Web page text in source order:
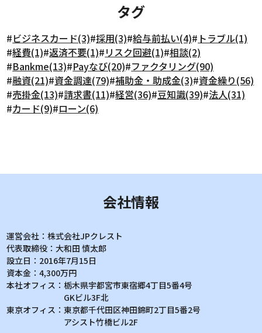
タグ
#ビジネスカード(3)#採用(3)#給与前払い(4)# トラブル(1)
#経費(1)#返済不要(1)#リスク回避(1)#相談(2)
#Bankme(13)#Payなび(20)#ファクタリング(90)
#融資(21)#資金調達(79)#補助金・助成金(3)#資金繰り(56)
#売掛金(13)#請求書(11)#経営(36)#豆知識(39)#法人(31)
#カード(9)#ローン(6)
会社情報
運営会社：株式会社JPクレスト
代表取締役：大和田 慎太郎
設立日： 2016年7月15日
資本金：4,300万円
本社オフィス：栃木県宇都宮市東宿郷4丁目5番4号
GKビル3F北
東京オフィス：東京都千代田区神田錦町2丁目5番2号
アシスト竹橋ビル2F